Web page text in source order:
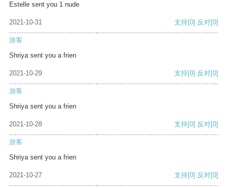
Estelle sent you 1 nude
2021-10-31 支持[0] 反对[0]
游客
Shriya sent you a frien
2021-10-29 支持[0] 反对[0]
游客
Shriya sent you a frien
2021-10-28 支持[0] 反对[0]
游客
Shriya sent you a frien
2021-10-27 支持[0] 反对[0]